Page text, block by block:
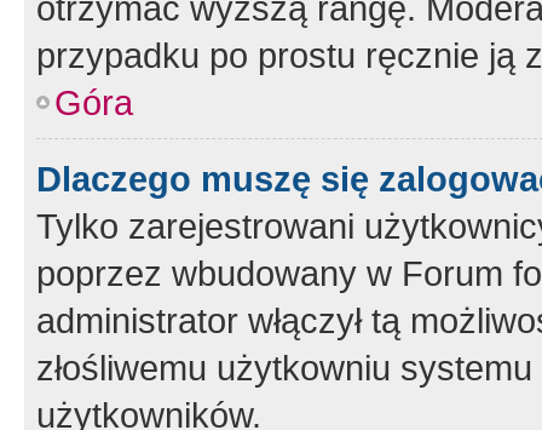
przypadku po prostu ręcznie ją
Góra
Dlaczego muszę się
Tylko zarejestrowani
poprzez wbudowany w Forum
administrator włączył tą
złośliwemu użytkowniu
użytkowników.